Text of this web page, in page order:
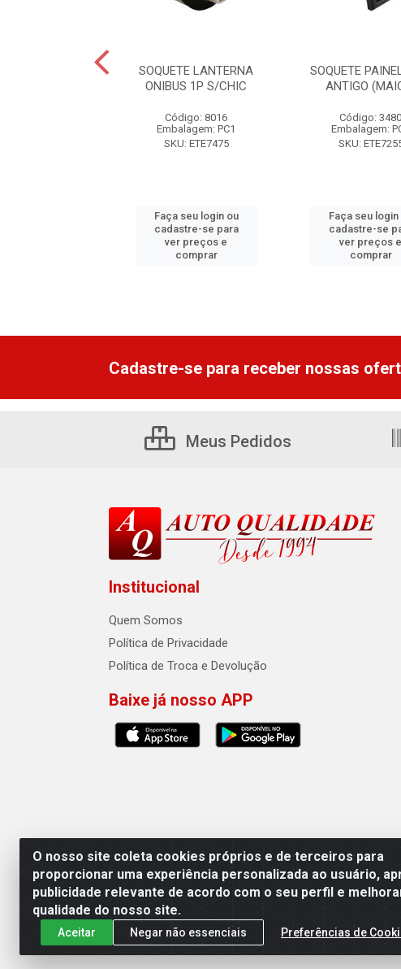
SOQUETE LANTERNA
ONIBUS 1P S/CHIC
Código: 8016
Embalagem: PC1
SKU: ETE7475
Faça seu login ou
cadastre-se para
ver preços e
comprar
SOQUETE
ANTIGO
Código: 3480
Embalagem:
SKU:
Faça seu login
cadastre-se
ver preços e
comprar
O nosso site coleta cookies próprios e de terceiros para
proporcionar uma experiência personalizada ao usuário,
publicidade relevante de acordo com o seu perfil e
qualidade do nosso site.
Aceitar Negar não essenciais Preferências de
Cadastre-se para receber nossas
Meus Pedidos
Institucional
Quem Somos
Política de Privacidade
Política de Troca e Devolução
Baixe já nosso APP
Auto Qualidade Comercio de Pecas LTDA